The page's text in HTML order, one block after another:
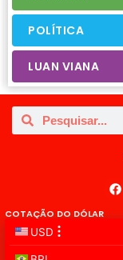
POLÍTICA
LUAN VIANA
COTAÇÃO DO DÓLAR